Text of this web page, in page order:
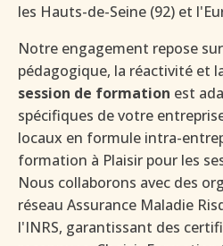
les Hauts-de-Seine (92) et
Notre engagement repose
pédagogique, la réactivité et
session de formation est
spécifiques de votre
locaux en formule intra-
formation à Plaisir pour les
Nous collaborons avec des
réseau Assurance Maladie
l'INRS, garantissant des